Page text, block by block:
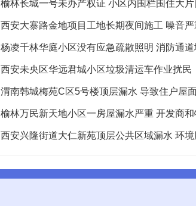
榆林长城一号未办产权证 小区内围栏围住大片闲置
西安大寨路金地项目工地长期夜间施工 噪音严重
杨凌千林华庭小区没有应急疏散照明 消防通
西安未央区华远君城小区垃圾清运车作业扰民
渭南韩城梅苑C区5号楼顶层漏水 导致住户屋面被
榆林万民新天地小区一房屋漏水严重 开发商和物业不予
西安兴隆街道大仁新苑顶层公共区域漏水 环